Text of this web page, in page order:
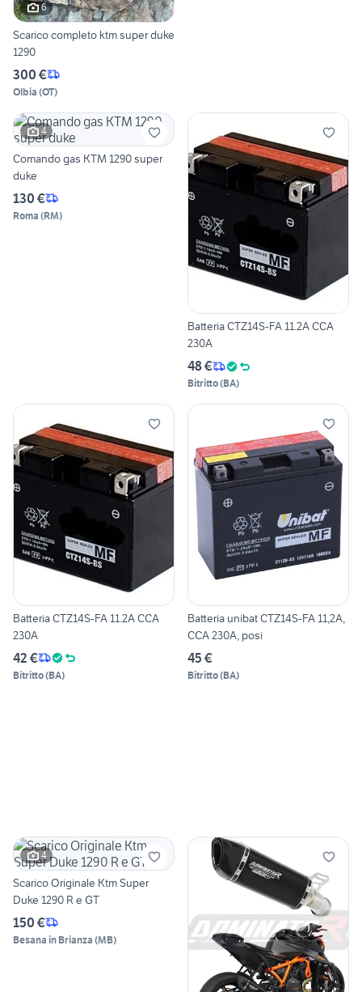
6
Scarico completo ktm super duke
1290
300 €
Olbia (OT)
4
Comando gas KTM 1290 super
duke
130 €
Roma (RM)
Batteria CTZ14S-FA 11.2A CCA
230A
48 €
Bitritto(BA)
Batteria CTZ14S-FA 11.2A CCA
230A
42 €
Bitritto(BA)
Batteria unibat CTZ14S-FA 11,2A,
CCA 230A, posi
45 €
Bitritto(BA)
4
Scarico Originale Ktm Super
Duke 1290 R e GT
150 €
Besana in Brianza (MB)